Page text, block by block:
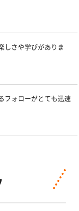
しさや学びがありま
フォローがとても迅速